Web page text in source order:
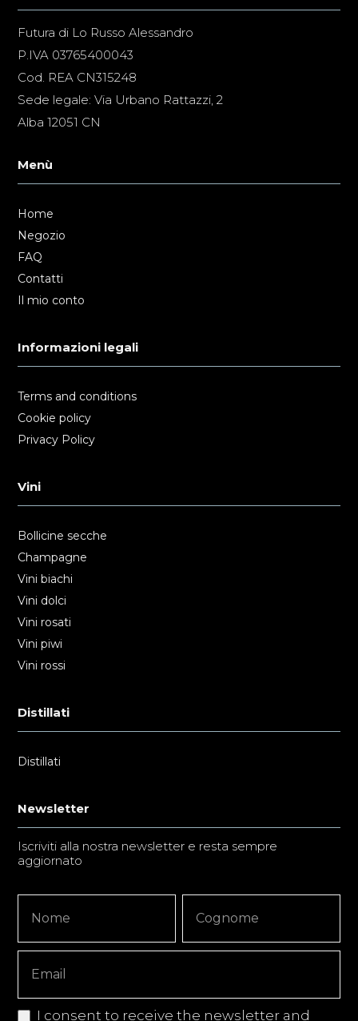
Futura di Lo Russo Alessandro
P.IVA 03765400043
Cod. REA CN315248
Sede legale: Via Urbano Rattazzi, 2
Alba 12051 CN
Menù
Home
Negozio
FAQ
Contatti
Il mio conto
Informazioni legali
Terms and conditions
Cookie policy
Privacy Policy
Vini
Bollicine secche
Champagne
Vini biachi
Vini dolci
Vini rosati
Vini piwi
Vini rossi
Distillati
Distillati
Newsletter
Iscriviti alla nostra newsletter e resta sempre
aggiornato
Signup
Copy
I consent to receive the newsletter and